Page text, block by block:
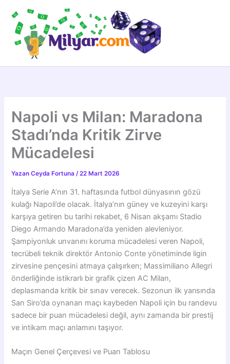
atla
Napoli vs Milan: Maradona
Stadı’nda Kritik Zirve
Mücadelesi
Yazan Ceyda Fortuna/22 Mart 2026
İtalya Serie A’nın 31. haftasında futbol dünyasının gözü
kulağı Napoli’de olacak. İtalya’nın güney ve kuzeyini karşı
karşıya getiren bu tarihi rekabet, 6 Nisan akşamı Stadio
Diego Armando Maradona’da yeniden alevleniyor.
Şampiyonluk unvanını koruma mücadelesi veren Napoli,
tecrübeli teknik direktör Antonio Conte yönetiminde ligin
zirvesine pençesini atmaya çalışırken; Massimiliano Allegri
önderliğinde istikrarlı bir grafik çizen AC Milan,
deplasmanda kritik bir sınav verecek. Sezonun ilk yarısında
San Siro’da oynanan maçı kaybeden Napoli için bu randevu
sadece bir puan mücadelesi değil, aynı zamanda bir prestij
ve intikam maçı anlamını taşıyor.
Maçın Genel Çerçevesi ve Puan Tablosu